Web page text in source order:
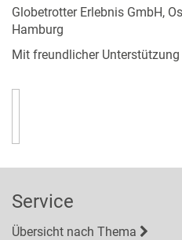
Globetrotter Erlebnis GmbH,
Hamburg
Mit freundlicher
Service
Übersicht nach Thema